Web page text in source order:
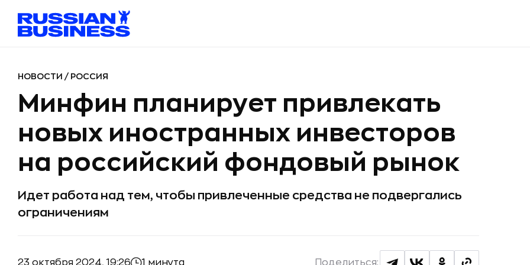
НОВОСТИ / РОССИЯ
Минфин планирует привлекать
новых иностранных инвесторов
на российский фондовый рынок
Идет работа над тем, чтобы привлеченные средства не подвергались
ограничениям
23 октября 2024, 19:26 1 минута Поделиться: